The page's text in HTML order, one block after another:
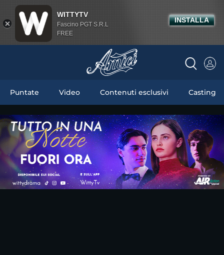
Puntate Video Contenuti esclusivi Casting
WITTYTV
Fascino PGT S.R.L
FREE
INSTALLA